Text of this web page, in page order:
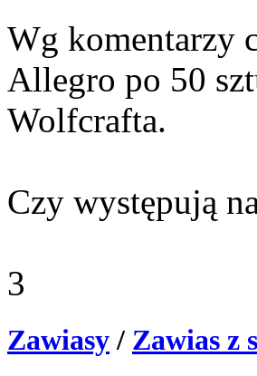
Wg komentarzy
Allegro po 50
Wolfcrafta.
Czy występują
3
Zawiasy / Zawias z